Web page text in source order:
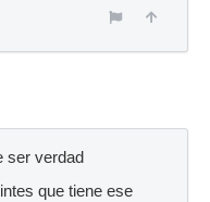
ser verdad
que tiene ese